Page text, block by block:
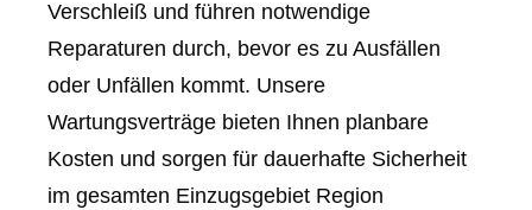
Verschleiß und führen notwendige
Reparaturen durch, bevor es zu Ausfällen
oder Unfällen kommt. Unsere
Wartungsverträge bieten Ihnen planbare
Kosten und sorgen für dauerhafte Sicherheit
im gesamten Einzugsgebiet Region